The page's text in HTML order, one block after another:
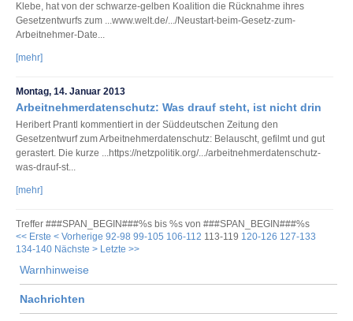
Klebe, hat von der schwarze-gelben Koalition die Rücknahme ihres
Gesetzentwurfs zum ...www.welt.de/.../Neustart-beim-Gesetz-zum-
Arbeitnehmer-Date...
[mehr]
Montag, 14. Januar 2013
Arbeitnehmerdatenschutz: Was drauf steht, ist nicht drin
Heribert Prantl kommentiert in der Süddeutschen Zeitung den
Gesetzentwurf zum Arbeitnehmerdatenschutz: Belauscht, gefilmt und gut
gerastert. Die kurze ...https://netzpolitik.org/.../arbeitnehmerdatenschutz-
was-drauf-st...
[mehr]
Treffer ###SPAN_BEGIN###%s bis %s von ###SPAN_BEGIN###%s
<< Erste < Vorherige 92-98 99-105 106-112 113-119 120-126 127-133
134-140 Nächste > Letzte >>
Warnhinweise
Nachrichten